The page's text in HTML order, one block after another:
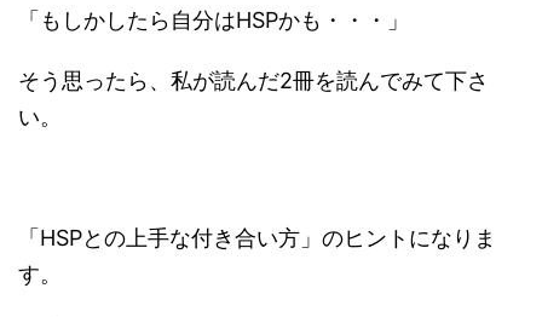
「もしかしたら自分はHSPかも・・・」
そう思ったら、私が読んだ2冊を読んでみて下さ
い。
「HSPとの上手な付き合い方」のヒントになりま
す。